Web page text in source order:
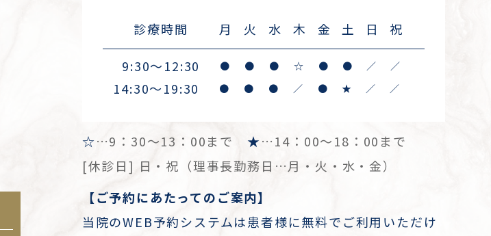
診療時間 月 火 水 木 金 土 日 祝
9:30～12:30 ● ● ● ☆ ● ● ／ ／
14:30～19:30 ● ● ● ／ ● ★ ／ ／
☆…9：30～13：00まで ★…14：00～18：00まで
[休診日] 日・祝（理事長勤務日…月・火・水・金）
【ご予約にあたってのご案内】
当院のWEB予約システムは患者様に無料でご利用いただけ